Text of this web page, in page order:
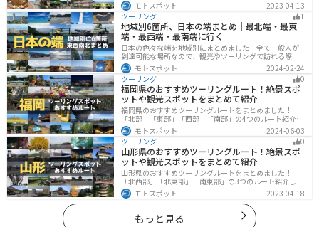
す。バイクで福井県にツーリングに行く際は参考にして
ください。
モトスポット
2023-04-13
ツーリング
1
地域別6箇所、日本の端まとめ｜最北端・最東
端・最西端・最南端に行く
日本の色々な端を地域別にまとめました！全て一般人が
到達可能な場所なので、観光やツーリングで訪れる際の
参考にしてください。
モトスポット
2024-02-24
ツーリング
0
福岡県のおすすめツーリングルート！絶景スポ
ットや観光スポットをまとめて紹介
福岡県のおすすめツーリングルートをまとめました！
「北部」「東部」「西部」「南部」の4つのルート紹介し
ます。豊かな自然から歴史ある名所、グルメまで多彩な
魅力が詰まっており、様々な楽しみ方ができます。バイ
クで福岡県にツーリングに行く際は参考にしてくださ
い。
モトスポット
2024-06-03
ツーリング
0
山形県のおすすめツーリングルート！絶景スポ
ットや観光スポットをまとめて紹介
山形県のおすすめツーリングルートをまとめました！
「北西部」「北東部」「南東部」の3つのルート紹介しま
す。豊かな自然と歴史的な観光スポット、山と海どちら
も堪能できるスポットが多数あります。バイクで山形県
にツーリングに行く際は参考にしてください。
モトスポット 2023-04-18
もっと見る